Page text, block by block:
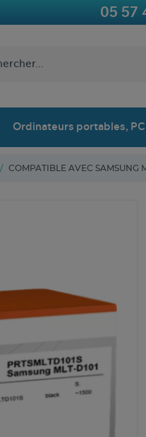
05 57
Ordinateurs portables,
COMPATIBLE AVEC SAMSUNG